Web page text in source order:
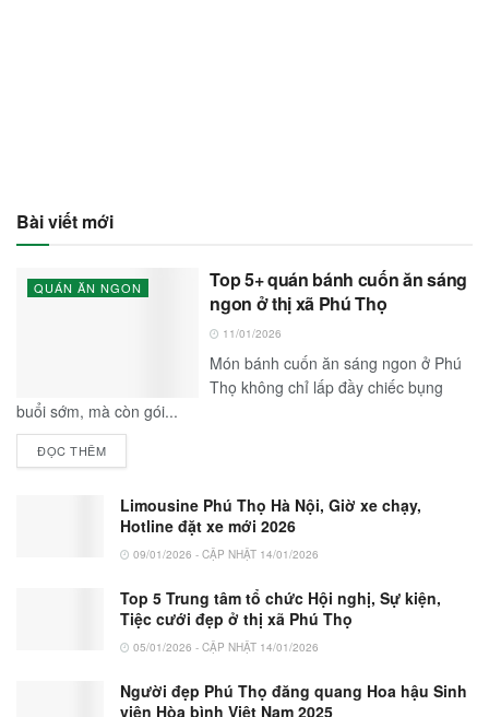
Bài viết mới
QUÁN ĂN NGON
Top 5+ quán bánh cuốn ăn sáng
ngon ở thị xã Phú Thọ
11/01/2026
Món bánh cuốn ăn sáng ngon ở Phú
Thọ không chỉ lấp đầy chiếc bụng
buổi sớm, mà còn gói...
ĐỌC THÊM
Limousine Phú Thọ Hà Nội, Giờ xe chạy,
Hotline đặt xe mới 2026
09/01/2026 - CẬP NHẬT 14/01/2026
Top 5 Trung tâm tổ chức Hội nghị, Sự kiện,
Tiệc cưới đẹp ở thị xã Phú Thọ
05/01/2026 - CẬP NHẬT 14/01/2026
Người đẹp Phú Thọ đăng quang Hoa hậu Sinh
viên Hòa bình Việt Nam 2025